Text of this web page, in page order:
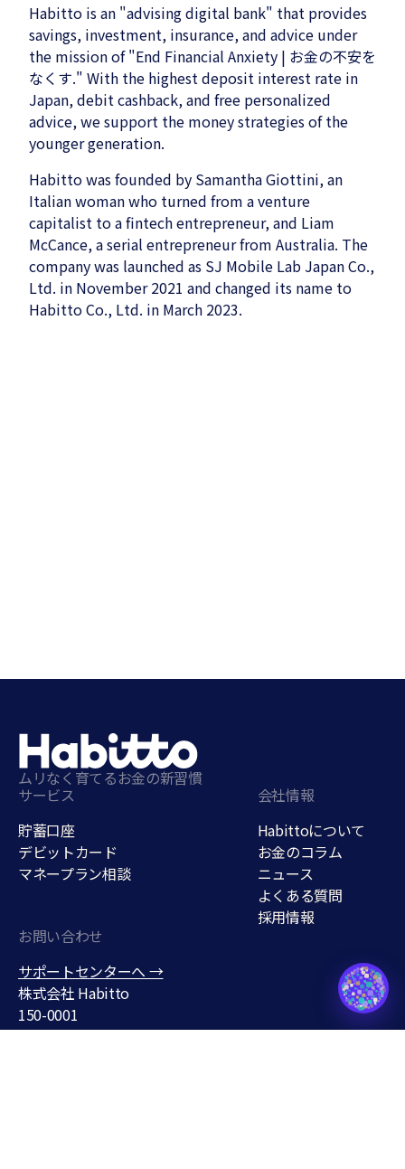
support@habitto.com
Habitto is an "advising digital bank" that provides
savings, investment, insurance, and advice under
the mission of "End Financial Anxiety | お金の不安を
なくす." With the highest deposit interest rate in
Japan, debit cashback, and free personalized
advice, we support the money strategies of the
younger generation.
Habitto was founded by Samantha Giottini, an
Italian woman who turned from a venture
capitalist to a fintech entrepreneur, and Liam
McCance, a serial entrepreneur from Australia. The
company was launched as SJ Mobile Lab Japan Co.,
Ltd. in November 2021 and changed its name to
Habitto Co., Ltd. in March 2023.
ムリなく育てるお金の新習慣
サービス
貯蓄口座
デビットカード
マネープラン相談
会社情報
Habittoについて
お金のコラム
ニュース
よくある質問
採用情報
お問い合わせ
サポートセンターへ →
株式会社 Habitto
150-0001
東京都渋谷区神宮前３丁目１